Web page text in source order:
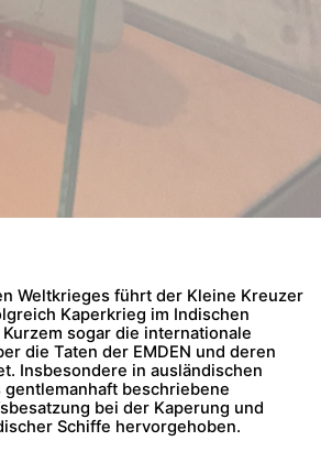
Weltkrieges führt der Kleine Kreuzer
Kaperkrieg im Indischen
sogar die internationale
die Taten der EMDEN und deren
Insbesondere in ausländischen
gentlemanhaft beschriebene
bei der Kaperung und
Schiffe hervorgehoben.